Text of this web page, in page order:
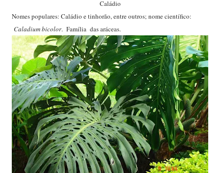
Caládio
Nomes populares: Caládio e tinhorão, entre outros; nome científico:
Caladium bicolor. Família das aráceas.